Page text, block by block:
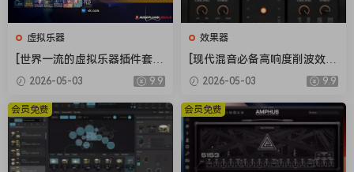
虚拟乐器
[世界一流的虚拟乐器插件套
装] AIR Music Technology In
struments Bundle 2025-R2
R [WiN]（5.92GB）
2026-05-03 9.9
效果器
[现代混音必备高响度削波效果
插件] Audioloom Maciel Aud
io Deux Clipper v1.0.0 [WiN,
MacOSX]（34.5MB+145MB)
2026-05-03 9.9
会员免费 会员免费